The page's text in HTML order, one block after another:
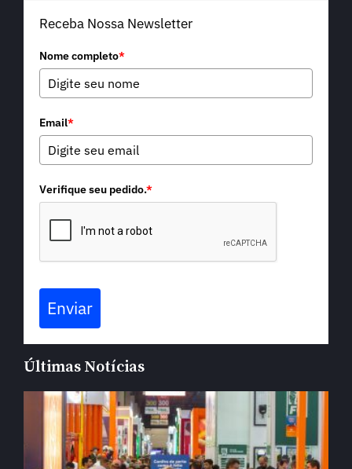
Receba Nossa Newsletter
Nome completo*
Email*
Verifique seu pedido.*
Enviar
Últimas Notícias